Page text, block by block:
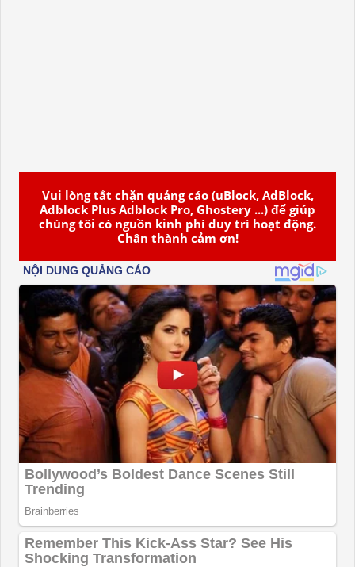
Vui lòng tắt chặn quảng cáo (uBlock, AdBlock,
Adblock Plus Adblock Pro, Ghostery ...) để giúp
chúng tôi có nguồn kinh phí duy trì hoạt động.
Chân thành cảm ơn!